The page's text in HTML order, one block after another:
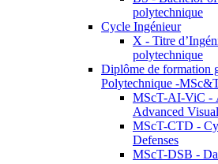
polytechnique
Cycle Ingénieur
X - Titre
polytechnique
Diplôme de formation
Polytechnique -
MScT-AI-ViC -
Advanced
MScT-CTD -
Defenses
MScT-DSB -